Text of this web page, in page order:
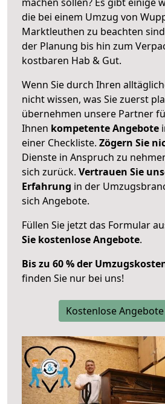
die bei einem Umzug von
Marktleuthen zu beachten
der Planung bis hin zum
kostbaren Hab & Gut.
Wenn Sie durch Ihren
nicht wissen, was Sie zuerst
übernehmen unsere Partner
Ihnen kompetente Angebote
einer Checkliste. Zögern Sie
Dienste in Anspruch zu
sich zurück. Vertrauen Sie
Erfahrung in der
sich Angebote.
Füllen Sie jetzt das Formular
Sie kostenlose Angebote.
Bis zu 60 % der
finden Sie nur bei uns!
Kostenlose